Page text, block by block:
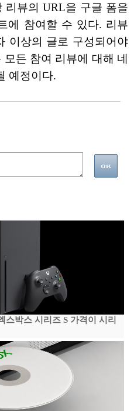
리뷰의 URL을 구글 폼을
에 참여할 수 있다. 리뷰
이상의 글로 구성되어야
든 참여 리뷰에 대해 네
예정이다.
스박스 시리즈 S 가격이 시리